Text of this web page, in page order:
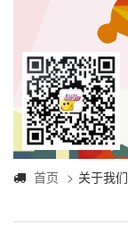
首页 关于我们